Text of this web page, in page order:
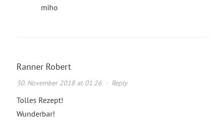
miho
Ranner Robert
30. November 2018 at 01:26· Reply
Tolles Rezept!
Wunderbar!